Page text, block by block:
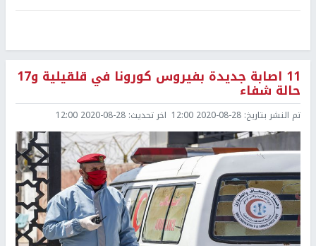
11 اصابة جديدة بفيروس كورونا في قلقيلية و17
حالة شفاء
تم النشر بتاريخ: 2020-08-28 12:00 اخر تحديث: 2020-08-28 12:00